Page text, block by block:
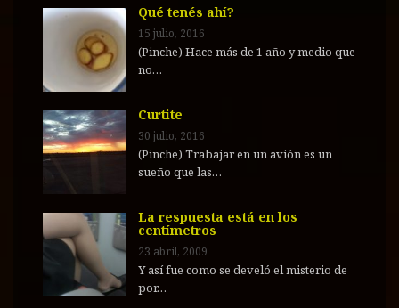
Qué tenés ahí?
15 julio, 2016
(Pinche) Hace más de 1 año y medio que
no…
Curtite
30 julio, 2016
(Pinche) Trabajar en un avión es un
sueño que las…
La respuesta está en los
centímetros
23 abril, 2009
Y así fue como se develó el misterio de
por…